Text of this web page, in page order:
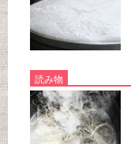
読み物